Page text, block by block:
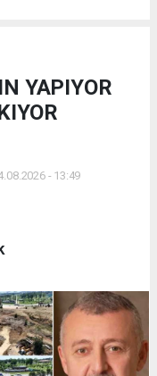
YAPIYOR
- 13:49